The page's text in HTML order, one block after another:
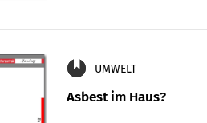
UMWELT
Asbest im Haus?